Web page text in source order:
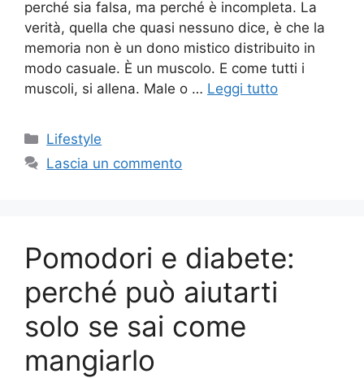
perché sia falsa, ma perché è incompleta. La
verità, quella che quasi nessuno dice, è che la
memoria non è un dono mistico distribuito in
modo casuale. È un muscolo. E come tutti i
muscoli, si allena. Male o … Leggi tutto
Categorie
Lifestyle
Lascia un commento
Pomodori e diabete:
perché può aiutarti
solo se sai come
mangiarlo